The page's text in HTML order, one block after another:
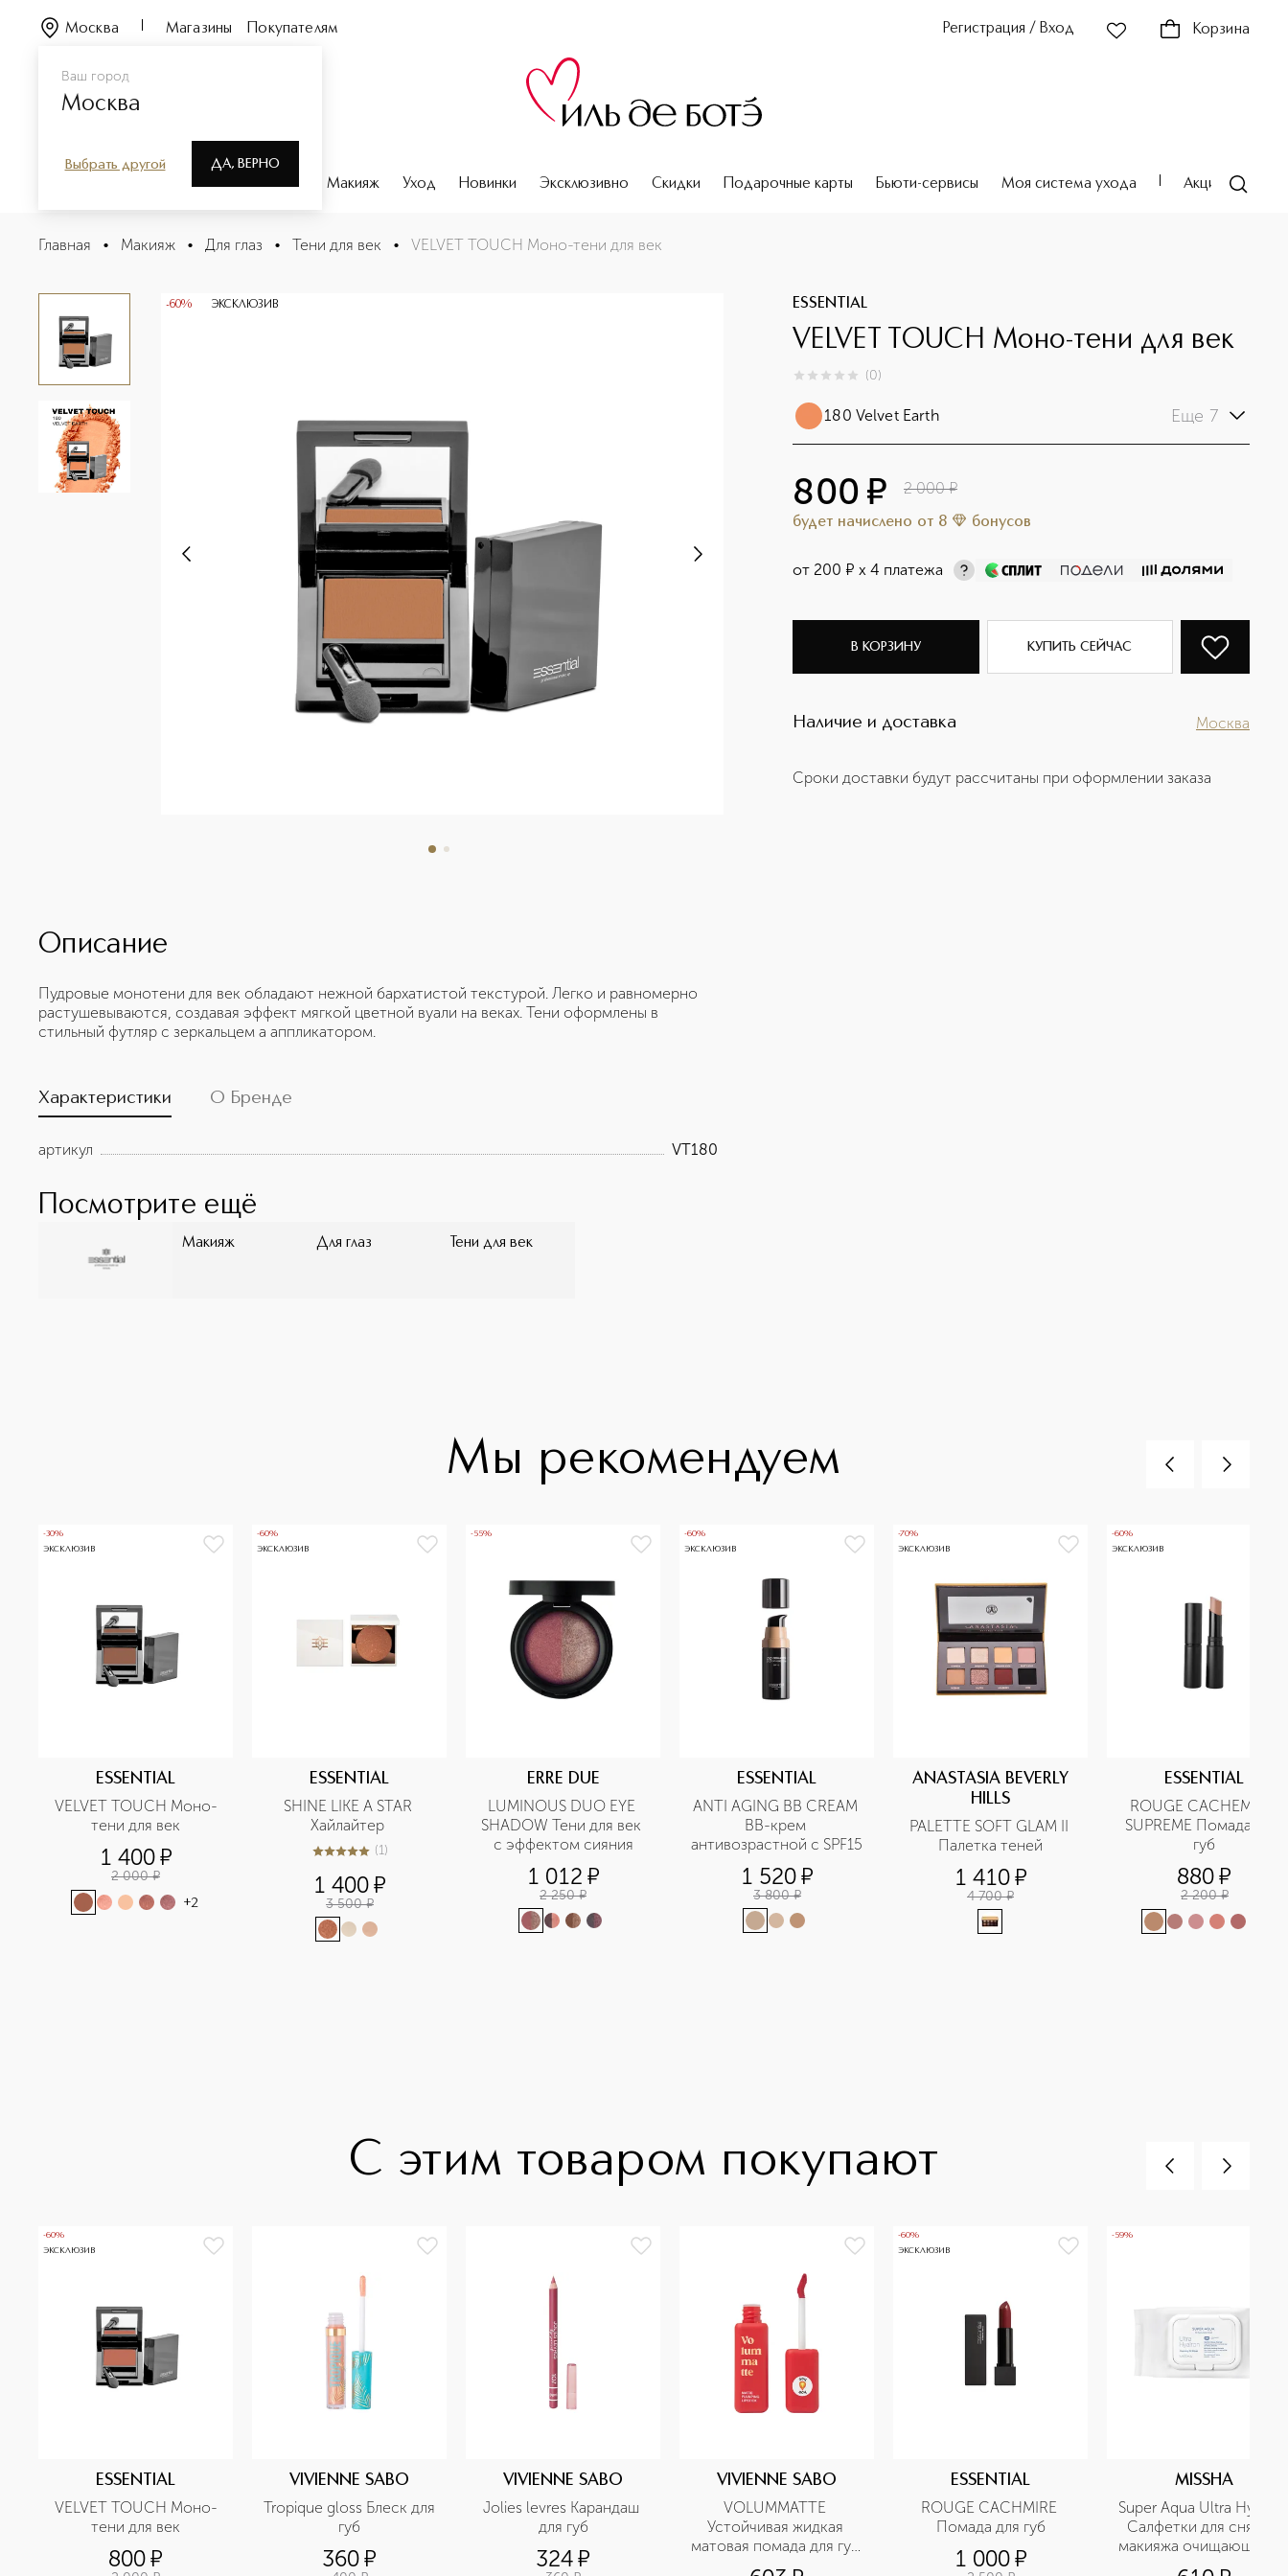
Ваш город
Москва
Выбрать другой ДА, ВЕРНО
Москва Магазины Покупателям Регистрация / Вход Корзина
Парфюмерия Макияж Уход Новинки Эксклюзивно Скидки Подарочные карты Бьюти-сервисы Моя система ухода Акции
VELVET TOUCH Моно-тени для век
Описание
Главная • Макияж • Для глаз • Тени для век • VELVET TOUCH Моно-тени для век
-60% ЭКСКЛЮЗИВ ESSENTIAL
VELVET TOUCH Моно-тени для век
0из 0 (0)
180 Velvet Earth Еще 7
800 ¤ 2 000 ¤
будет начислено от 8 бонусов
от 200 ¤ х 4 платежа
В КОРЗИНУ КУПИТЬ СЕЙЧАС
Наличие и доставка Москва
Сроки доставки будут рассчитаны при оформлении заказа
Описание
Пудровые монотени для век обладают нежной бархатистой текстурой. Легко и равномерно
растушевываются, создавая эффект мягкой цветной вуали на веках. Тени оформлены в
стильный футляр с зеркальцем а аппликатором.
Характеристики О Бренде
артикул VT180
Посмотрите ещё
Макияж Для глаз Тени для век
Мы рекомендуем
-30%
ЭКСКЛЮЗИВ
ESSENTIAL
VELVET TOUCH Моно-
тени для век
1 400¤
2 000 ¤
+2
-60%
ЭКСКЛЮЗИВ
ESSENTIAL
SHINE LIKE A STAR
5из 51 (1)
1 400¤
3 500 ¤
-55%
ERRE DUE
LUMINOUS DUO EYE
SHADOW Тени для век
с эффектом сияния
1 012 ¤
2 250 ¤
-60%
ЭКСКЛЮЗИВ
ESSENTIAL
ANTI AGING BB CREAM
BB-крем
антивозрастной с SPF15
1 520¤
3 800 ¤
-70%
ЭКСКЛЮЗИВ
ANASTASIA BEVERLY
HILLS
PALETTE SOFT GLAM II
Палетка теней
1 410¤
4 700 ¤
-60%
ЭКСКЛЮЗИВ
ESSENTIAL
ROUGE CACHEMIRE
SUPREME Помада для
губ
880¤
2 200 ¤
С этим товаром покупают
-60%
ЭКСКЛЮЗИВ
ESSENTIAL
VELVET TOUCH Моно-
тени для век
800¤
VIVIENNE SABO
Tropique gloss Блеск для
губ
360¤
VIVIENNE SABO
Jolies levres Карандаш
для губ
324¤
VIVIENNE SABO
VOLUMMATTE
Устойчивая жидкая
матовая помада для губ
с плампингом
-60%
ЭКСКЛЮЗИВ
ESSENTIAL
ROUGE CACHMIRE
Помада для губ
1 000¤
-59%
MISSHA
Super Aqua Ultra Hyalron
Салфетки для снятия
макияжа очищающие, с
маслами и